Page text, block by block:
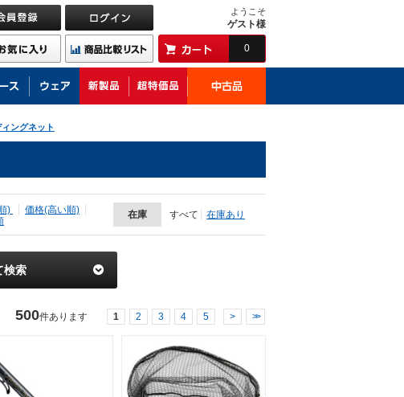
ようこそ
ゲスト様
0
ングネット
)
価格(高い順)
在庫 すべて 在庫あり
検索
500件あります 1 2 3 4 5 > >>